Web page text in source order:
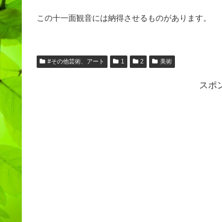
この十一面観音には納得させるものがあります。
#その他芸術、アート 1 2 美術
スポ